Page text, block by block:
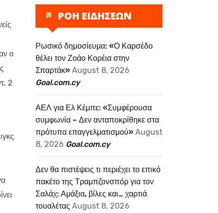
ο
2
ΡΟΗ ΕΙΔΗΣΕΩΝ
Ρωσικό δημοσίευμα: «Ο Καρσέδο
θέλει τον Ζοάο Κορέια στην
Σπαρτάκ» August 8, 2026
Goal.com.cy
ΑΕΛ για Ελ Κέμπε: «Συμφέρουσα
συμφωνία – Δεν ανταποκρίθηκε στα
πρότυπα επαγγελματισμού» August
8, 2026 Goal.com.cy
Δεν θα πιστέψεις τι περιέχει το επικό
πακέτο της Τραμπζονσπόρ για τον
Σαλάχ: Αμάξια, βίλες και… χαρτιά
τουαλέτας August 8, 2026